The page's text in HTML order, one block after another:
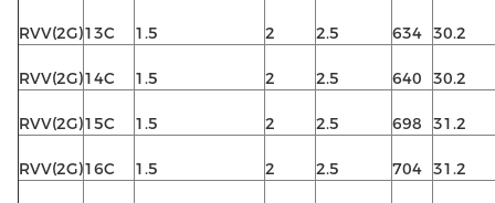
RVV(2G)13C 1.5 2 2.5 634 30.2
RVV(2G)14C 1.5 2 2.5 640 30.2
RVV(2G)15C 1.5 2 2.5 698 31.2
RVV(2G)16C 1.5 2 2.5 704 31.2